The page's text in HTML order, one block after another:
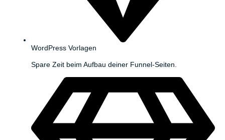
WordPress Vorlagen
Spare Zeit beim Aufbau deiner Funnel-Seiten.